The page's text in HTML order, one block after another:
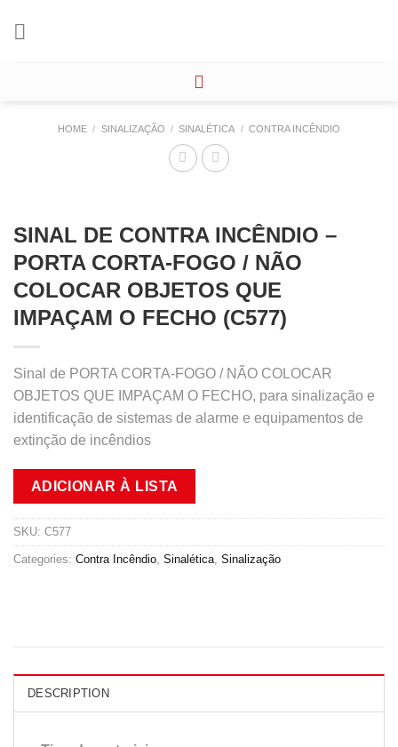
HOME / SINALIZAÇÃO / SINALÉTICA / CONTRA INCÊNDIO
SINAL DE CONTRA INCÊNDIO –
PORTA CORTA-FOGO / NÃO
COLOCAR OBJETOS QUE
IMPAÇAM O FECHO (C577)
Sinal de PORTA CORTA-FOGO / NÃO COLOCAR
OBJETOS QUE IMPAÇAM O FECHO, para sinalização e
identificação de sistemas de alarme e equipamentos de
extinção de incêndios
ADICIONAR À LISTA
SKU: C577
Categories: Contra Incêndio Sinalética Sinalização
DESCRIPTION